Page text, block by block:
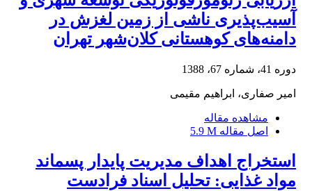
آسیب‌پذیری ناشی از زمین لغزش در
دامنه‌های کوهستانی کلان‌شهر تهران
دوره 41، شماره 67، 1388
امیر صفاری، ابراهیم مقیمی
مشاهده مقاله
اصل مقاله 5.9 M
استخراج اهداف مدیریت پایدار پسماند
مواد غذایی: تحلیل اسناد فرادست